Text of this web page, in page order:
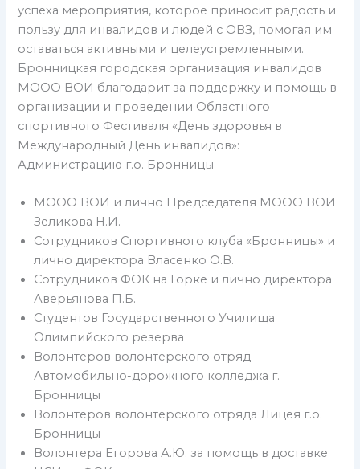
успеха мероприятия, которое приносит радость и
пользу для инвалидов и людей с ОВЗ, помогая им
оставаться активными и целеустремленными.
Бронницкая городская организация инвалидов
МООО ВОИ благодарит за поддержку и помощь в
организации и проведении Областного
спортивного Фестиваля «День здоровья в
Международный День инвалидов»:
Администрацию г.о. Бронницы
МООО ВОИ и лично Председателя МООО ВОИ
Зеликова Н.И.
Сотрудников Спортивного клуба «Бронницы» и
лично директора Власенко О.В.
Сотрудников ФОК на Горке и лично директора
Аверьянова П.Б.
Студентов Государственного Училища
Олимпийского резерва
Волонтеров волонтерского отряд
Автомобильно-дорожного колледжа г.
Бронницы
Волонтеров волонтерского отряда Лицея г.о.
Бронницы
Волонтера Егорова А.Ю. за помощь в доставке